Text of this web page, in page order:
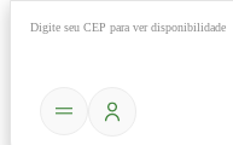
Digite seu CEP para ver disponibilidade